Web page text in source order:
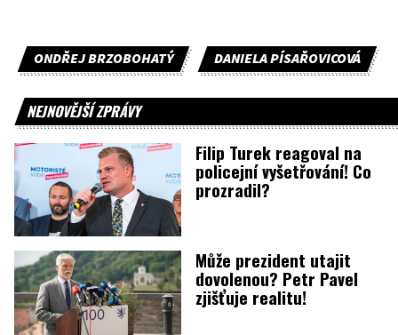
ONDŘEJ BRZOBOHATÝ DANIELA PÍSAŘOVICOVÁ
NEJNOVĚJŠÍ ZPRÁVY
Filip Turek reagoval na
policejní vyšetřování! Co
prozradil?
Může prezident utajit
dovolenou? Petr Pavel
zjišťuje realitu!